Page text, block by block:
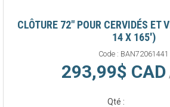
CLÔTURE 72" POUR CERVIDÉS ET
14 X 165')
Code : BAN72061441
293,99$ CAD
Qté :